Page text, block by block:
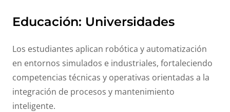
Educación: Universidades
Los estudiantes aplican robótica y automatización
en entornos simulados e industriales, fortaleciendo
competencias técnicas y operativas orientadas a la
integración de procesos y mantenimiento
inteligente.